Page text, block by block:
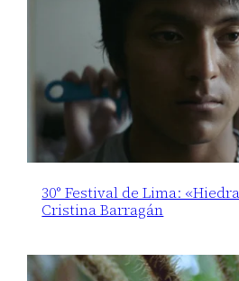
30° Festival de Lima:
Cristina Barragán